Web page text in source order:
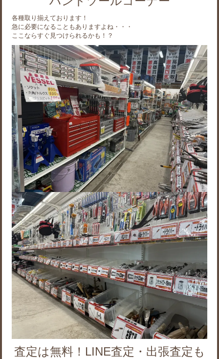
各種取り揃えております！
急に必要になることもありますよね・・・
ここならすぐ見つけられるかも！？
査定は無料！LINE査定・出張査定も